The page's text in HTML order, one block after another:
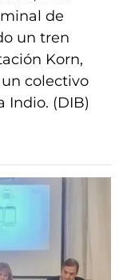
de
un tren
Korn,
colectivo
Indio. (DIB)